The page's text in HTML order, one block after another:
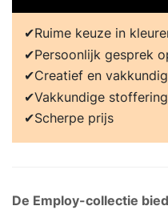
Ruime keuze in
Persoonlijk gesprek
Creatief en
Vakkundige stoffering
Scherpe prijs
De Employ-collectie